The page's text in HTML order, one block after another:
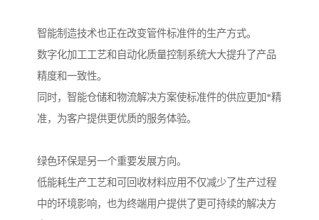
智能制造技术也正在改变管件标准件的生产方式。
数字化加工工艺和自动化质量控制系统大大提升了产品
精度和一致性。
同时，智能仓储和物流解决方案使标准件的供应更加*精
准，为客户提供更优质的服务体验。
绿色环保是另一个重要发展方向。
低能耗生产工艺和可回收材料应用不仅减少了生产过程
中的环境影响，也为终端用户提供了更可持续的解决方